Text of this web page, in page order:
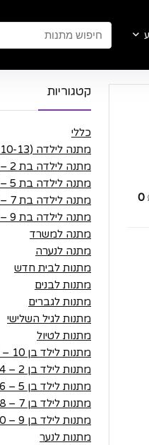
0
קטגוריות
כללי
מתנה לילדה (10-13)
מתנה לילדה בת 2 – 4
מתנה לילדה בת 5 – 6
מתנה לילדה בת 7 – 8
מתנה לילדה בת 9 – 10
מתנה למשרד
מתנה לנערה
מתנות לבית חדש
מתנות לבנים
מתנות לגברים
מתנות לגיל השלישי
מתנות לטיול
מתנות לילד בן 10 – 13
מתנות לילד בן 2 – 4
מתנות לילד בן 5 – 6
מתנות לילד בן 7 – 8
מתנות לילד בן 9 – 10
מתנות לנער